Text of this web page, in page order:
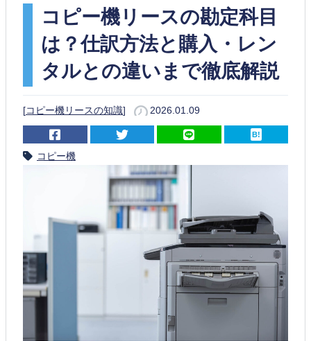
コピー機リースの勘定科目
は？仕訳方法と購入・レン
タルとの違いまで徹底解説
[コピー機リースの知識] 2026.01.09
コピー機